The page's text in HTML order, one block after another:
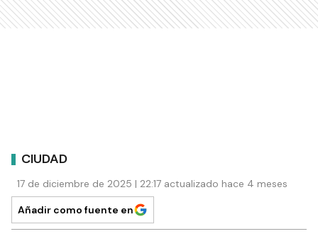
CIUDAD
17 de diciembre de 2025 | 22:17 actualizado hace 4 meses
Añadir como fuente en